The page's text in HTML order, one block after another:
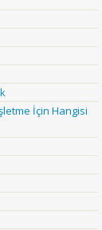
İçin Hangisi